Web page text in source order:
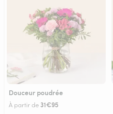
Douceur poudrée
À partir de 31€95